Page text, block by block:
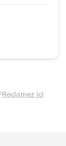
Réclamez ici